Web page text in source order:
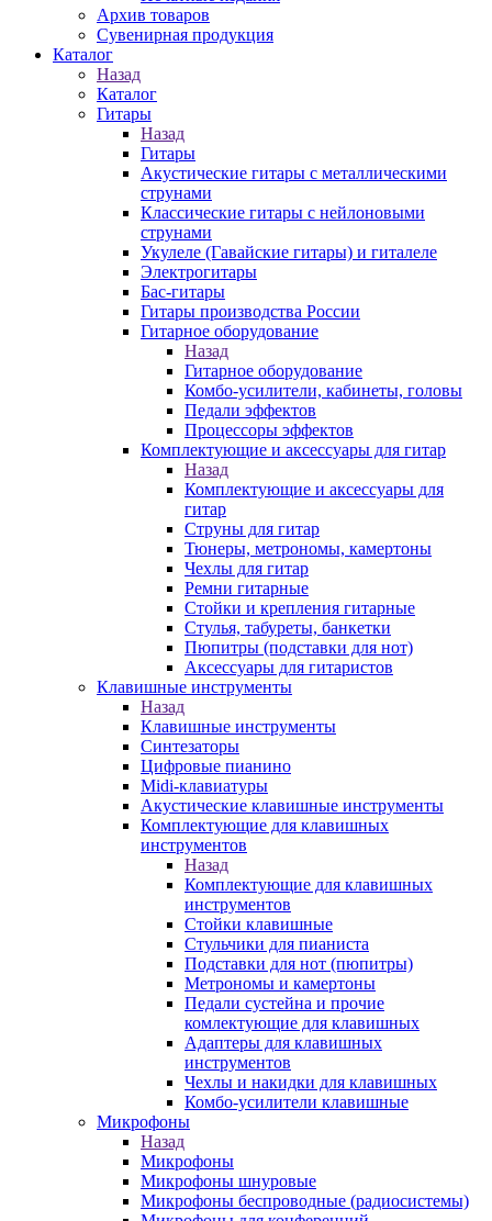
Архив товаров
Сувенирная продукция
Каталог
Назад
Каталог
Гитары
Назад
Гитары
Акустические гитары с металлическими
струнами
Классические гитары с нейлоновыми
струнами
Укулеле (Гавайские гитары) и гиталеле
Электрогитары
Бас-гитары
Гитары производства России
Гитарное оборудование
Назад
Гитарное оборудование
Комбо-усилители, кабинеты, головы
Педали эффектов
Процессоры эффектов
Комплектующие и аксессуары для гитар
Назад
Комплектующие и аксессуары для
гитар
Струны для гитар
Тюнеры, метрономы, камертоны
Чехлы для гитар
Ремни гитарные
Стойки и крепления гитарные
Стулья, табуреты, банкетки
Пюпитры (подставки для нот)
Аксессуары для гитаристов
Клавишные инструменты
Назад
Клавишные инструменты
Синтезаторы
Цифровые пианино
Midi-клавиатуры
Акустические клавишные инструменты
Комплектующие для клавишных
инструментов
Назад
Комплектующие для клавишных
инструментов
Стойки клавишные
Стульчики для пианиста
Подставки для нот (пюпитры)
Метрономы и камертоны
Педали сустейна и прочие
комлектующие для клавишных
Адаптеры для клавишных
инструментов
Чехлы и накидки для клавишных
Комбо-усилители клавишные
Микрофоны
Назад
Микрофоны
Микрофоны шнуровые
Микрофоны беспроводные (радиосистемы)